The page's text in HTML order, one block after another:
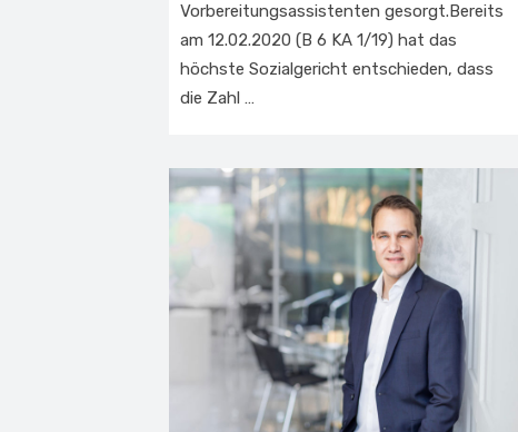
Vorbereitungsassistenten gesorgt.Bereits
am 12.02.2020 (B 6 KA 1/19) hat das
höchste Sozialgericht entschieden, dass
die Zahl …